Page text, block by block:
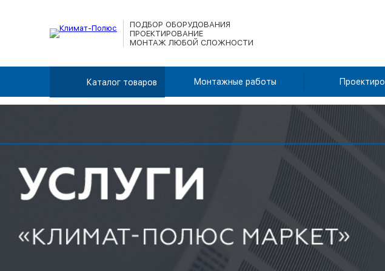
ПОДБОР ОБОРУДОВАНИЯ
ПРОЕКТИРОВАНИЕ
МОНТАЖ ЛЮБОЙ СЛОЖНОСТИ
Каталог товаров Монтажные работы